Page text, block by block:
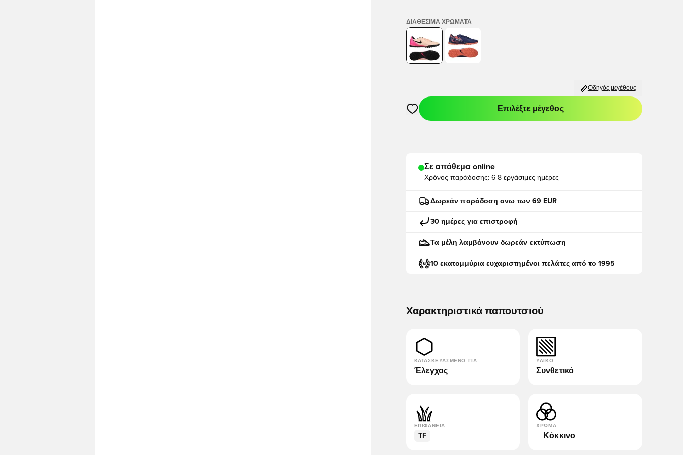
ΔΙΑΘΈΣΙΜΑ ΧΡΏΜΑΤΑ
Οδηγός μεγέθους
Ανοίγει ένα Modal για να συνδεθείτε ή να εγγραφείτε ως μέλος
Επιλέξτε μέγεθος
Σε απόθεμα online
Χρόνος παράδοσης: 6-8 εργάσιμες ημέρες
Δωρεάν παράδοση ανω των 69 EUR
30 ημέρες για επιστροφή
Τα μέλη λαμβάνουν δωρεάν εκτύπωση
10 εκατομμύρια ευχαριστημένοι πελάτες από το 1995
Χαρακτηριστικά παπουτσιού
ΚΑΤΑΣΚΕΥΑΣΜΈΝΟ ΓΙΑ
Έλεγχος
ΥΛΙΚΌ
Συνθετικό
ΕΠΙΦΆΝΕΙΑ
TF
ΧΡΏΜΑ
Κόκκινο